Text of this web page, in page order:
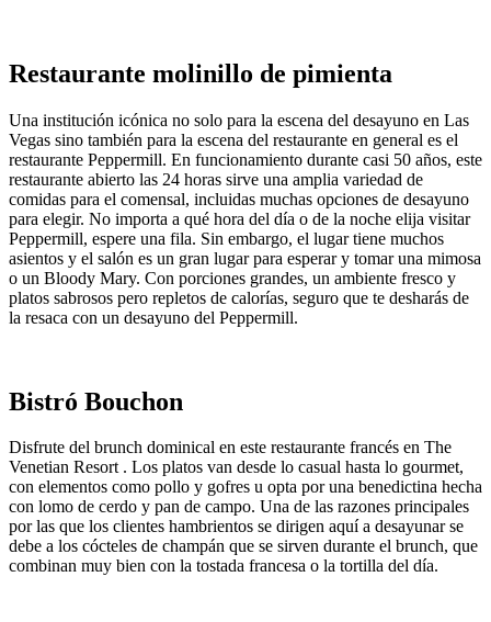
Restaurante molinillo de pimienta
Una institución icónica no solo para la escena del desayuno en Las
Vegas sino también para la escena del restaurante en general es el
restaurante Peppermill. En funcionamiento durante casi 50 años, este
restaurante abierto las 24 horas sirve una amplia variedad de
comidas para el comensal, incluidas muchas opciones de desayuno
para elegir. No importa a qué hora del día o de la noche elija visitar
Peppermill, espere una fila. Sin embargo, el lugar tiene muchos
asientos y el salón es un gran lugar para esperar y tomar una mimosa
o un Bloody Mary. Con porciones grandes, un ambiente fresco y
platos sabrosos pero repletos de calorías, seguro que te desharás de
la resaca con un desayuno del Peppermill.
Bistró Bouchon
Disfrute del brunch dominical en este restaurante francés en The
Venetian Resort . Los platos van desde lo casual hasta lo gourmet,
con elementos como pollo y gofres u opta por una benedictina hecha
con lomo de cerdo y pan de campo. Una de las razones principales
por las que los clientes hambrientos se dirigen aquí a desayunar se
debe a los cócteles de champán que se sirven durante el brunch, que
combinan muy bien con la tostada francesa o la tortilla del día.